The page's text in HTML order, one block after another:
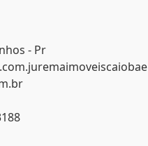
- Pr